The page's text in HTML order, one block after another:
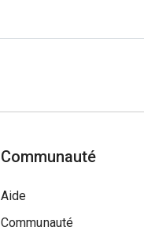
Communauté
Aide
Communauté